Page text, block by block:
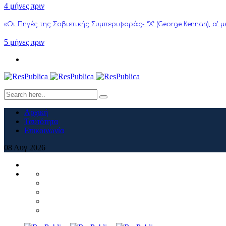
4 μήνες πριν
«Οι Πηγές της Σοβιετικής Συμπεριφοράς- “Χ” (George Kennan), α’
5 μήνες πριν
Αρχική
Ταυτότητα
Επικοινωνία
08 Αυγ 2026